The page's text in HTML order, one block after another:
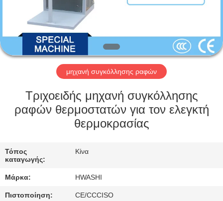
ΠΕΡΊΠΟΥ
ΕΜΕΊΣ
ΓΎΡΟΣ
ΕΡΓΟΣΤΑΣΊΩΝ
ΠΟΙΟΤΙΚΌΣ
ΜΑΣ
ΕΛΆΤΕ
μηχανή συγκόλλησης ραφών
Τριχοειδής μηχανή συγκόλλησης
ραφών θερμοστατών για τον ελεγκτή
θερμοκρασίας
Τόπος
καταγωγής:
Κίνα
Μάρκα: HWASHI
Πιστοποίηση: CE/CCCISO